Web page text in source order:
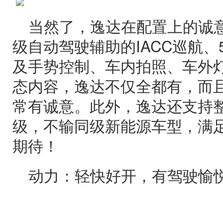
当然了，逸达在配置上的诚
级自动驾驶辅助的IACC巡航
及手势控制、车内拍照、车外
态内容，逸达不仅全都有，而
常有诚意。此外，逸达还支持
级，不输同级新能源车型，满
期待！
动力：轻快好开，有驾驶愉